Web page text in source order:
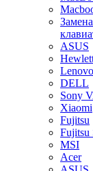
ASUS
Lenovo
DELL
Sony
Xiaomi
Fujitsu
Fujitsu
MSI
Acer